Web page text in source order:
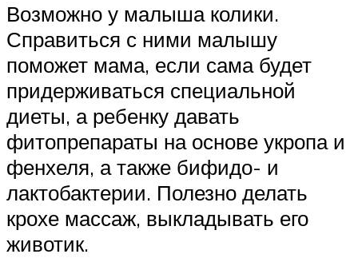
Возможно у малыша колики.
Справиться с ними малышу
поможет мама, если сама будет
придерживаться специальной
диеты, а ребенку давать
фитопрепараты на основе укропа и
фенхеля, а также бифидо- и
лактобактерии. Полезно делать
крохе массаж, выкладывать его
животик.